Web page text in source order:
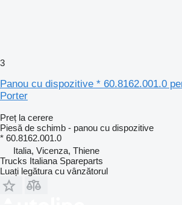
3
Panou cu dispozitive * 60.8162.001.0
Porter
Preț la cerere
Piesă de schimb - panou cu dispozitive
* 60.8162.001.0
Italia, Vicenza, Thiene
Trucks Italiana Spareparts
Luați legătura cu vânzătorul